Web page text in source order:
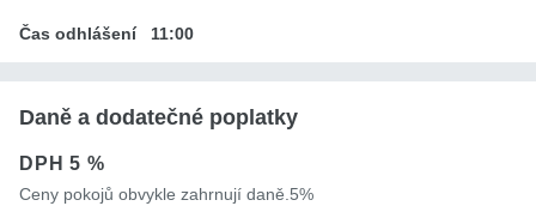
Čas odhlášení 11:00
Daně a dodatečné poplatky
DPH5 %
Ceny pokojů obvykle zahrnují daně.5%